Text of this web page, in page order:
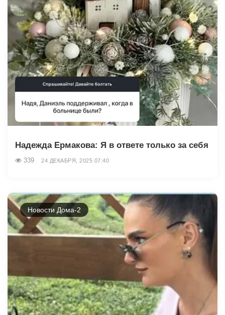
Надежда Ермакова: Я в ответе только за себя
339 24 ДЕКАБРЯ, 2025 07:40
Новости Дома-2